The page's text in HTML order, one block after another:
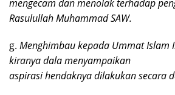
mengecam dan menolak terhadap
Rasulullah Muhammad SAW.
g. Menghimbau kepada Ummat Islam
kiranya dala menyampaikan
aspirasi hendaknya dilakukan secara